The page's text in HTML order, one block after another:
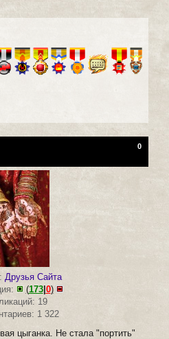
0
: Друзья Сайта
(173|0)
19
1 322
цыганка. Не стала "портить"